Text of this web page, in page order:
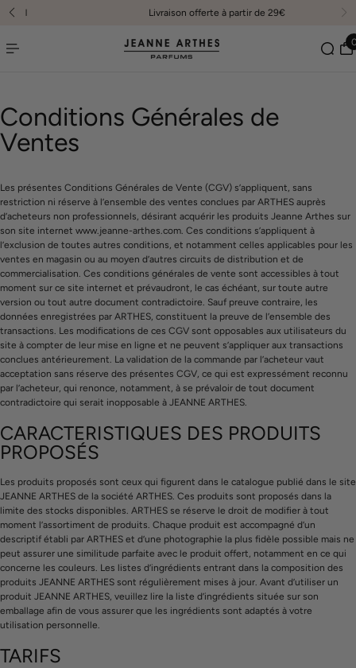
au contenu Livraison offerte à partir de 29€
Conditions Générales de
Ventes
Les présentes Conditions Générales de Vente (CGV) s’appliquent, sans
restriction ni réserve à l’ensemble des ventes conclues par ARTHES auprès
d’acheteurs non professionnels, désirant acquérir les produits Jeanne Arthes sur
son site internet www.jeanne-arthes.com. Ces conditions s’appliquent à
l’exclusion de toutes autres conditions, et notamment celles applicables pour les
ventes en magasin ou au moyen d’autres circuits de distribution et de
commercialisation. Ces conditions générales de vente sont accessibles à tout
moment sur ce site internet et prévaudront, le cas échéant, sur toute autre
version ou tout autre document contradictoire. Sauf preuve contraire, les
données enregistrées par ARTHES, constituent la preuve de l’ensemble des
transactions. Les modifications de ces CGV sont opposables aux utilisateurs du
site à compter de leur mise en ligne et ne peuvent s’appliquer aux transactions
conclues antérieurement. La validation de la commande par l’acheteur vaut
acceptation sans réserve des présentes CGV, ce qui est expressément reconnu
par l’acheteur, qui renonce, notamment, à se prévaloir de tout document
contradictoire qui serait inopposable à JEANNE ARTHES.
CARACTERISTIQUES DES PRODUITS
PROPOSÉS
Les produits proposés sont ceux qui figurent dans le catalogue publié dans le site
JEANNE ARTHES de la société ARTHES. Ces produits sont proposés dans la
limite des stocks disponibles. ARTHES se réserve le droit de modifier à tout
moment l’assortiment de produits. Chaque produit est accompagné d’un
descriptif établi par ARTHES et d’une photographie la plus fidèle possible mais ne
peut assurer une similitude parfaite avec le produit offert, notamment en ce qui
concerne les couleurs. Les listes d’ingrédients entrant dans la composition des
produits JEANNE ARTHES sont régulièrement mises à jour. Avant d’utiliser un
produit JEANNE ARTHES, veuillez lire la liste d’ingrédients située sur son
emballage afin de vous assurer que les ingrédients sont adaptés à votre
utilisation personnelle.
TARIFS